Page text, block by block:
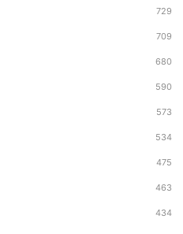
729
709
680
590
573
534
475
463
434